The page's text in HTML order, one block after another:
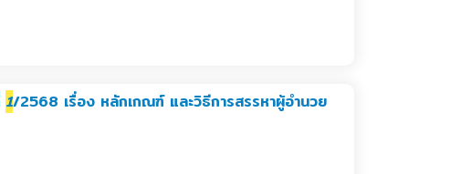
1/2568 เรื่อง หลักเกณฑ์ และวิธีการสรรหาผู้อำนวย